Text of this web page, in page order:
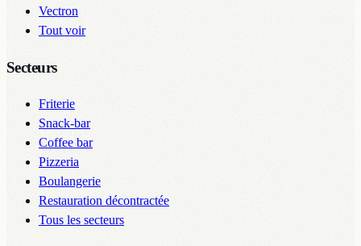
Vectron
Tout voir
Secteurs
Friterie
Snack-bar
Coffee bar
Pizzeria
Boulangerie
Restauration décontractée
Tous les secteurs